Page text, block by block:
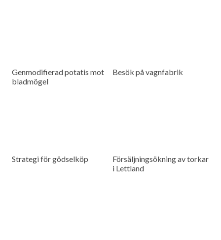
Genmodifierad potatis mot
bladmögel
Besök på vagnfabrik
Strategi för gödselköp
Försäljningsökning av torkar
i Lettland